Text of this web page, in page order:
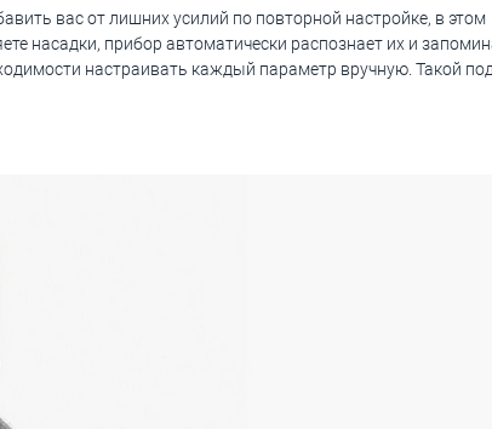
вас от лишних усилий по повторной настройке, в этом
насадки, прибор автоматически распознает их и
настраивать каждый параметр вручную. Такой